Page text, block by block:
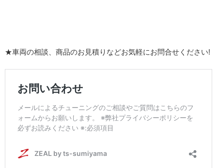
★車両の相談、商品のお見積りなどお気軽にお問合せください!